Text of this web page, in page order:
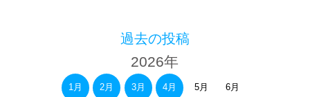
過去の投稿
2026年
1月 2月 3月 4月 5月 6月